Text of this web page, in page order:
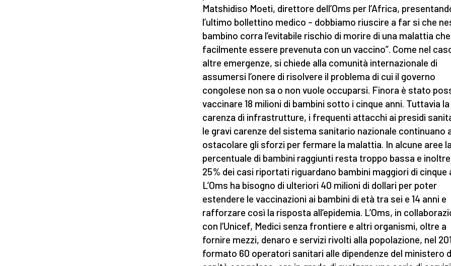
Matshidiso Moeti, direttore dell’Oms per l’Africa,
l’ultimo bollettino medico – dobbiamo riuscire a far si che
bambino corra l’evitabile rischio di morire di una malattia
facilmente essere prevenuta con un vaccino”. Come nel
altre emergenze, si chiede alla comunità internazionale di
assumersi l’onere di risolvere il problema di cui il governo
congolese non sa o non vuole occuparsi. Finora è stato
vaccinare 18 milioni di bambini sotto i cinque anni. Tuttavia la
carenza di infrastrutture, i frequenti attacchi ai presidi
le gravi carenze del sistema sanitario nazionale continuano
ostacolare gli sforzi per fermare la malattia. In alcune aree
percentuale di bambini raggiunti resta troppo bassa e
25% dei casi riportati riguardano bambini maggiori di cinque
L’Oms ha bisogno di ulteriori 40 milioni di dollari per poter
estendere le vaccinazioni ai bambini di età tra sei e 14 anni e
rafforzare così la risposta all’epidemia. L’Oms, in
con l’Unicef, Medici senza frontiere e altri organismi, oltre a
fornire mezzi, denaro e servizi rivolti alla popolazione, nel
formato 60 operatori sanitari alle dipendenze del ministero